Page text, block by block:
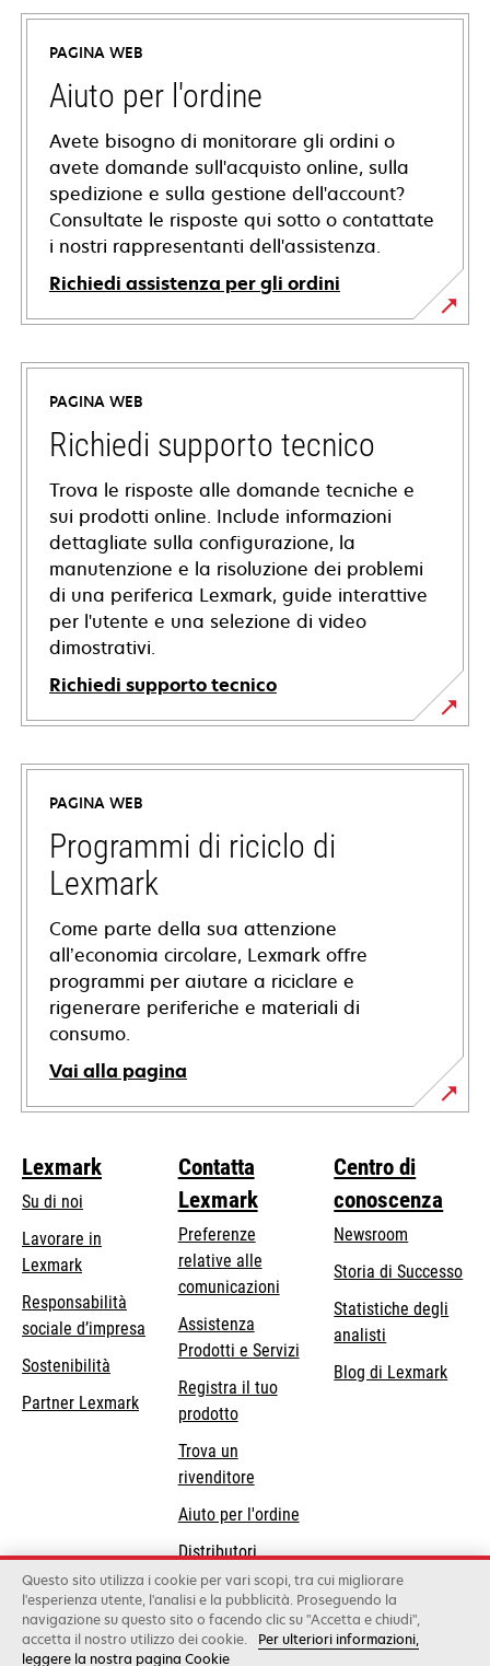
PAGINA WEB
Aiuto per l'ordine
Avete bisogno di monitorare gli ordini o
avete domande sull'acquisto online, sulla
spedizione e sulla gestione dell'account?
Consultate le risposte qui sotto o contattate
i nostri rappresentanti dell'assistenza.
Richiedi assistenza per gli ordini
PAGINA WEB
Richiedi supporto tecnico
Trova le risposte alle domande tecniche e
sui prodotti online. Include informazioni
dettagliate sulla configurazione, la
manutenzione e la risoluzione dei problemi
di una periferica Lexmark, guide interattive
per l'utente e una selezione di video
dimostrativi.
Richiedi supporto tecnico
si
apre
una
nuova
scheda
PAGINA WEB
Programmi di riciclo di
Lexmark
Come parte della sua attenzione
all’economia circolare, Lexmark offre
programmi per aiutare a riciclare e
rigenerare periferiche e materiali di
consumo.
Vai alla pagina
Lexmark
Su di noi
Lavorare in
Lexmark
Responsabilità
sociale d’impresa
scheda
Sostenibilità
Partner Lexmark
Contatta
Lexmark
Preferenze
relative alle
comunicazioni
Assistenza
Prodotti e Servizi
Registra il tuo
prodotto
Trova un
rivenditore
Aiuto per l'ordine
Distributori
Lexmark
Centro di
conoscenza
Newsroom
Storia di Successo
Statistiche degli
analisti
Blog di Lexmark
Lexmark International, Inc., a Xerox Company
©2026 Tutti i diritti sono riservati.
Questo sito utilizza i cookie per vari scopi, tra cui migliorare
l'esperienza utente, l'analisi e la pubblicità. Proseguendo la
navigazione su questo sito o facendo clic su "Accetta e chiudi",
accetta il nostro utilizzo dei cookie.
Per ulteriori informazioni,
leggere la nostra pagina Cookie